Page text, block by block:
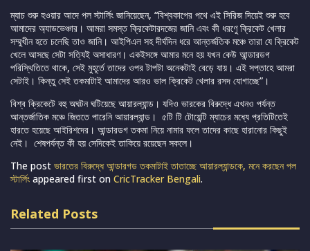
ম্যাচ শুরু হওয়ার আদে পল স্টার্লিং জানিয়েছেন, “বিশ্বকাপের পথে এই সিরিজ দিয়েই শুরু হবে
আমাদের অ্যাডভেঞ্চার। আমরা সমস্ত ক্রিকেটারদজের জানি এবং কী ধরণেু ক্রিকেট খেলার
সম্মুখীন হতে চলেছি তাও জানি। আইপিএল সহ দীর্ঘদিন ধরে আন্তর্জতিক মঞ্চে তারা যে ক্রিকেট
খেলে আসছে সেটা সত্যিই অসাধারণ। একইসঙ্গে আমার মনে হয় যখন কেউ আন্ডারডগ
পরিস্থিতিতে থাকে, সেই মুহূর্তে তাদের ওপর টাপটা অনেকটাই বেড়ে যায়। এই সপ্তাহে আমরা
সেটাই। কিন্তু সেই তকমাটাই আমাদের আরও ভাল ক্রিকেট খেলার রসদ যোগাচ্ছে”।
বিশ্ব ক্রিকেটে বহু অঘটন ঘটিয়েছে আয়ারল্যান্ড। যদিও ভারকের বিরুদ্ধে এখনও পর্যন্ত
আন্তর্জাতিক মঞ্চে জিততে পারেনি আয়ারল্যান্ড। ৫টি টি টোয়েন্টি ম্যাচের মধ্যে প্রতিটিতেই
হারতে হয়েছে আইরিশদের। আন্ডারডগ তকমা নিয়ে নামার ফলে তাদের কাছে হারানোর কিছুই
নেই। শেষপর্যন্ত কী হয় সেদিকেই তাকিয়ে রয়েছেন সকলে।
The post ভারতের বিরুদ্ধে আন্ডারগড তকমাটাই তাতাচ্ছে আয়ারল্যান্ডকে, মনে করছেন পল
স্টার্লিং appeared first on CricTracker Bengali.
Related Posts